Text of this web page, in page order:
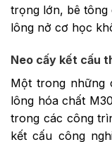
trọng lớn, bê
lông nở cơ học
Neo cấy kết cấu
Một trong những
lông hóa chất
trong các công
kết cấu công